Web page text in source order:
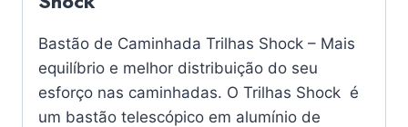
Bastão de Caminhada Trilhas Shock – Mais
equilíbrio e melhor distribuição do seu
esforço nas caminhadas. O Trilhas Shock é
um bastão telescópico em alumínio de